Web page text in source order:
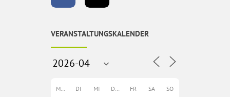
VERANSTALTUNGSKALENDER
MO DI MI DO FR SA SO